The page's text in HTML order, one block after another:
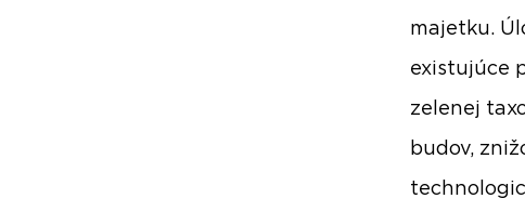
majetku.
existujúce
zelenej
budov,